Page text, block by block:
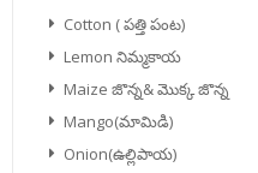
Cotton ( పత్తి పంట)
Lemon నిమ్మకాయ
Maize జొన్న& మొక్క జొన్న
Mango(మామిడి)
Onion(ఉల్లిపాయ)